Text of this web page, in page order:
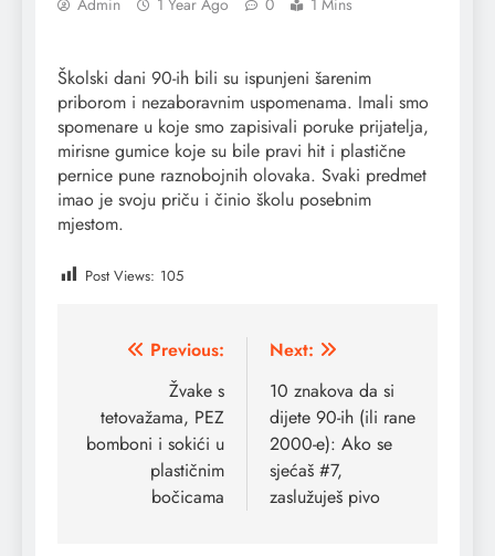
Školski dani 90-ih bili su ispunjeni šarenim
priborom i nezaboravnim uspomenama. Imali smo
spomenare u koje smo zapisivali poruke prijatelja,
mirisne gumice koje su bile pravi hit i plastične
pernice pune raznobojnih olovaka. Svaki predmet
imao je svoju priču i činio školu posebnim
mjestom.
Post Views: 105
Post
navigation
Previous:
Žvake s
tetovažama, PEZ
bomboni i sokići u
plastičnim
bočicama
Next:
10 znakova da si
dijete 90-ih (ili rane
2000-e): Ako se
sjećaš #7,
zaslužuješ pivo